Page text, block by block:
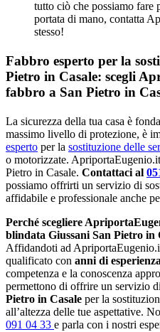
tutto ciò che possiamo fare
portata di mano, contatta
stesso!
Fabbro esperto per la
Pietro in Casale: scegli
fabbro a San Pietro in
La sicurezza della tua casa è
massimo livello di protezione, è
esperto per la sostituzione delle
o motorizzate.
Pietro in Casale. Contattaci al
possiamo offrirti un servizio di
affidabile e professionale anche
Perché scegliere
blindata Giussani San Pietro in
Affidandoti ad
qualificato con anni di
competenza e la conoscenza
permettono di offrire un servizio
Pietro in Casale per la
all’altezza delle tue aspettative.
091 04 33 e parla con i nostri